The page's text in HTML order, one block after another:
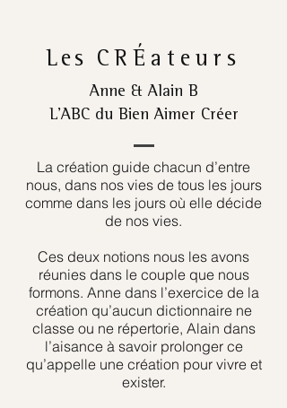
Les CRÉateurs
Anne & Alain B
L’ABC du Bien Aimer Créer
La création guide chacun d’entre
nous, dans nos vies de tous les jours
comme dans les jours où elle décide
de nos vies.
Ces deux notions nous les avons
réunies dans le couple que nous
formons. Anne dans l’exercice de la
création qu’aucun dictionnaire ne
classe ou ne répertorie, Alain dans
l’aisance à savoir prolonger ce
qu’appelle une création pour vivre et
exister.